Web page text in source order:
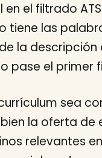
el filtrado
tiene las
la descripción
pase el primer
sea
bien la oferta de
relevantes